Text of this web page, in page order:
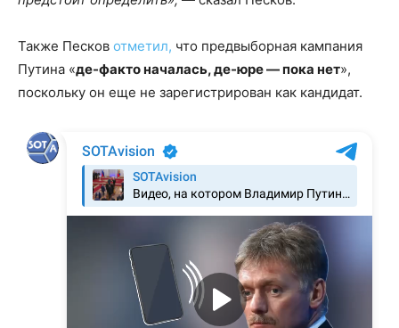
Также Песков отметил, что предвыборная кампания
Путина «де-факто началась, де-юре — пока нет»,
поскольку он еще не зарегистрирован как кандидат.